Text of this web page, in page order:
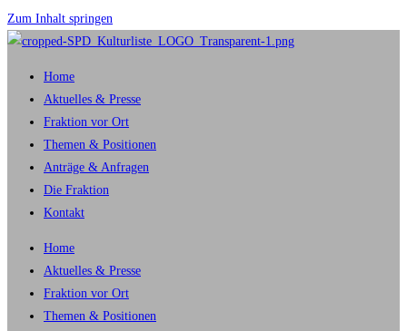
Zum Inhalt springen
Home
Aktuelles & Presse
Fraktion vor Ort
Themen & Positionen
Anträge & Anfragen
Die Fraktion
Kontakt
Home
Aktuelles & Presse
Fraktion vor Ort
Themen & Positionen